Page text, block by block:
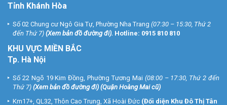
Tỉnh Khánh Hòa
Số 02 Chung cư Ngô Gia Tự, Phường Nha Trang (07:30 – 15:30, Thứ 2
đến Thứ 7) (Xem bản đồ đường đi). Hotline: 0915 810 810
KHU VỰC MIỀN BẮC
Tp. Hà Nội
Số 22 Ngõ 19 Kim Đồng, Phường Tương Mai (08:00 – 17:30, Thứ 2 đến
Thứ 7) (Xem bản đồ đường đi) (Quận Hoàng Mai cũ)
Km17+, QL32, Thôn Cao Trung, Xã Hoài Đức (Đối diện Khu Đô Thị Tân